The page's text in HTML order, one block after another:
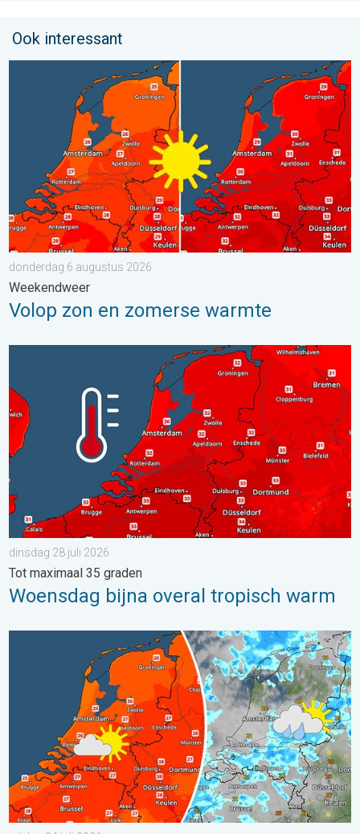
Ook interessant
Volop zon en zomerse warmte. Weekendweer. . . donderdag
donderdag 6 augustus 2026
Weekendweer
Volop zon en zomerse warmte
Woensdag bijna overal tropisch warm. Tot maximaal 35
dinsdag 28 juli 2026
Tot maximaal 35 graden
Woensdag bijna overal tropisch warm
Zomerse zaterdag, buiige zondag. Weekendweer. . . vrijdag